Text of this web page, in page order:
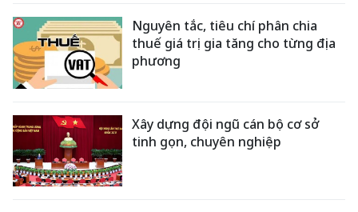
Nguyên tắc, tiêu chí phân chia
thuế giá trị gia tăng cho từng địa
phương
Xây dựng đội ngũ cán bộ cơ sở
tinh gọn, chuyên nghiệp